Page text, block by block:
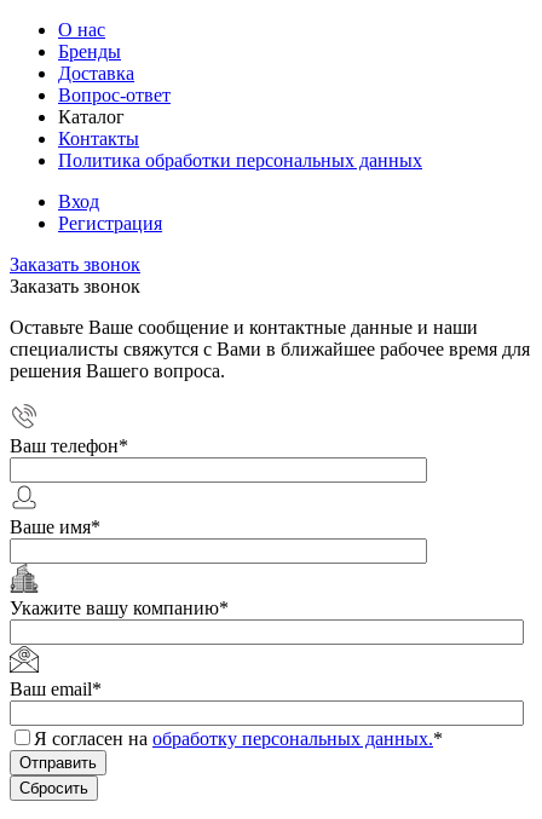
О нас
Бренды
Доставка
Вопрос-ответ
Каталог
Контакты
Политика обработки персональных данных
Вход
Регистрация
Заказать звонок
Заказать звонок
Оставьте Ваше сообщение и контактные данные и наши
специалисты свяжутся с Вами в ближайшее рабочее время для
решения Вашего вопроса.
Ваш телефон*
Ваше имя*
Укажите вашу компанию*
Ваш email*
Я согласен на обработку персональных данных.*